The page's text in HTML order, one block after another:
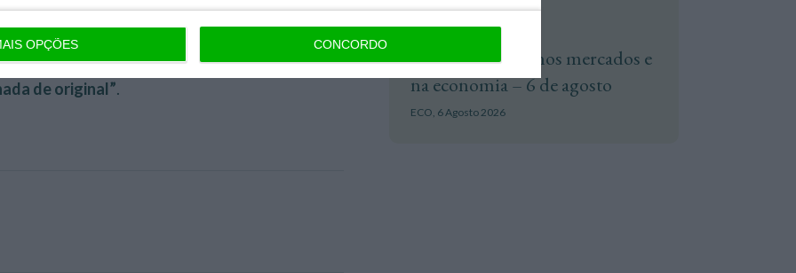
OPÇÕES CONCORDO
.
pessoas consideram até que atualmente as
de original”.
Mercados
O dia em direto nos mercados e
na economia – 6 de agosto
ECO, 6 Agosto 2026